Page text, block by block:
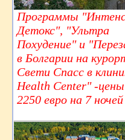
Программы
Детокс", "Ультра
Похудение" и
в Болгарии на
Свети Спасс в
Health Center" -
2250 евро на 7 ночей